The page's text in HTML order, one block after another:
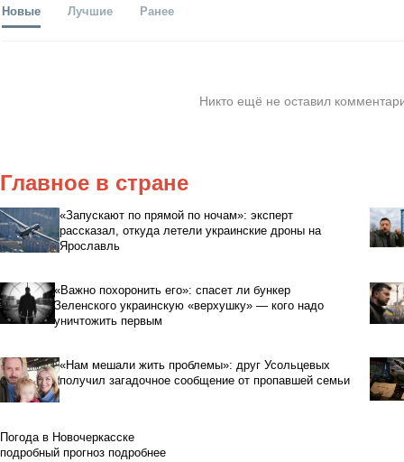
Новые Лучшие Ранее
Никто ещё не оставил
Главное в стране
«Запускают по прямой по ночам»: эксперт
рассказал, откуда летели украинские дроны на
Ярославль
«Важно похоронить его»: спасет ли бункер
Зеленского украинскую «верхушку» — кого надо
уничтожить первым
«Нам мешали жить проблемы»: друг Усольцевых
получил загадочное сообщение от пропавшей семьи
Погода в Новочеркасске
подробный прогноз подробнее